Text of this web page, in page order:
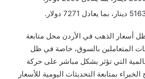
أسعار الذهب في الأردن محل متابعة
المتعاملين بالسوق، خاصة في ظل
التي تؤثر بشكل مباشر على حركة
بمتابعة التحديثات اليومية للأسعار